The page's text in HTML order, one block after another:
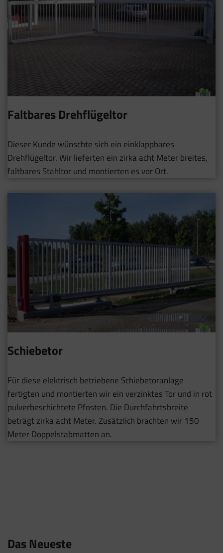
Faltbares Drehflügeltor
Dieser Kunde wünschte sich ein einklappbares
Drehflügeltor. Wir lieferten ein zirka acht Meter breites,
faltbares Stahltor und montierten es vor Ort.
Schiebetor
Für diese elektrisch betriebene Schiebetoranlage
fertigten und montierten wir ein verzinktes Tor und in rot
pulverbeschichtete Pfosten. Die Durchfahrtsbreite
beträgt zirka acht Meter. Zusätzlich brachten wir 150
Meter Doppelstabmatten an.
Das Neueste